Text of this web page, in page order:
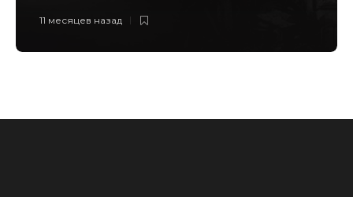
11 месяцев назад